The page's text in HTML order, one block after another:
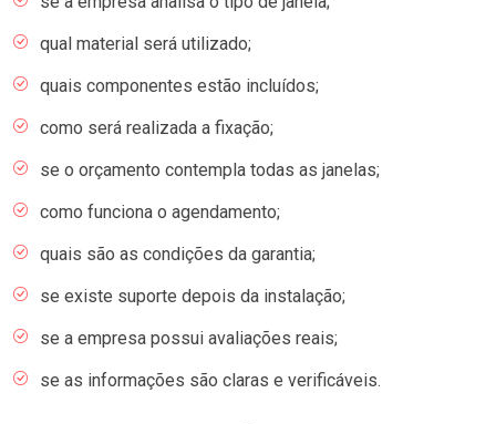
qual material será utilizado;
quais componentes estão incluídos;
como será realizada a fixação;
se o orçamento contempla todas as janelas;
como funciona o agendamento;
quais são as condições da garantia;
se existe suporte depois da instalação;
se a empresa possui avaliações reais;
se as informações são claras e verificáveis.